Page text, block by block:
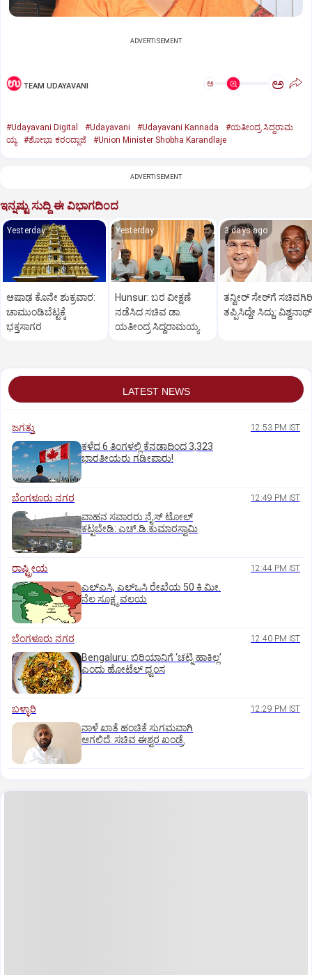
ADVERTISEMENT
TEAM UDAYAVANI ಅ ಅ
#Udayavani Digital #Udayavani #Udayavani Kannada
#ಯತೀಂದ್ರ ಸಿದ್ದರಾಮ
ಯ್ಯ
#ಶೋಭಾ ಕರಂದ್ಲಾಜೆ #Union Minister Shobha Karandlaje
ADVERTISEMENT
ಇನ್ನಷ್ಟು ಸುದ್ದಿ ಈ ವಿಭಾಗದಿಂದ
Yesterday
ಆಷಾಢ ಕೊನೇ ಶುಕ್ರವಾರ:
ಚಾಮುಂಡಿಬೆಟ್ಟಕ್ಕೆ
ಭಕ್ತಸಾಗರ
Yesterday
Hunsur: ಬರ ವೀಕ್ಷಣೆ
ನಡೆಸಿದ ಸಚಿವ ಡಾ.
ಯತೀಂದ್ರ ಸಿದ್ದರಾಮಯ್ಯ
3 days ago
ತನ್ವೀರ್‌ ಸೇಠ್‌ಗೆ ಸಚಿವಗಿರಿ
ತಪ್ಪಿಸಿದ್ದೇ ಸಿದ್ದು: ವಿಶ್ವನಾಥ್
LATEST NEWS
ಜಗತ್ತು 12:53 PM IST
ಕಳೆದ 6 ತಿಂಗಳಲ್ಲಿ ಕೆನಡಾದಿಂದ 3,323
ಭಾರತೀಯರು ಗಡೀಪಾರು!
ಬೆಂಗಳೂರು ನಗರ 12:49 PM IST
ವಾಹನ ಸವಾರರು ನೈಸ್‌ ಟೋಲ್‌
ಕಟ್ಟಬೇಡಿ: ಎಚ್‌.ಡಿ.ಕುಮಾರಸ್ವಾಮಿ
ರಾಷ್ಟ್ರೀಯ 12:44 PM IST
ಎಲ್‌ಎಸಿ, ಎಲ್‌ಒಸಿ ರೇಖೆಯ 50 ಕಿ.ಮೀ.
ನೆಲ ಸೂಕ್ಷ್ಮ ವಲಯ
ಬೆಂಗಳೂರು ನಗರ 12:40 PM IST
Bengaluru: ಬಿರಿಯಾನಿಗೆ ‘ಚಟ್ನಿ ಹಾಕಿಲ್ಲ’
ಎಂದು ಹೋಟೆಲ್‌ ಧ್ವಂಸ
ಬಳ್ಳಾರಿ 12:29 PM IST
ನಾಳೆ ಖಾತೆ ಹಂಚಿಕೆ ಸುಗಮವಾಗಿ
ಆಗಲಿದೆ: ಸಚಿವ ಈಶ್ವರ ಖಂಡ್ರೆ